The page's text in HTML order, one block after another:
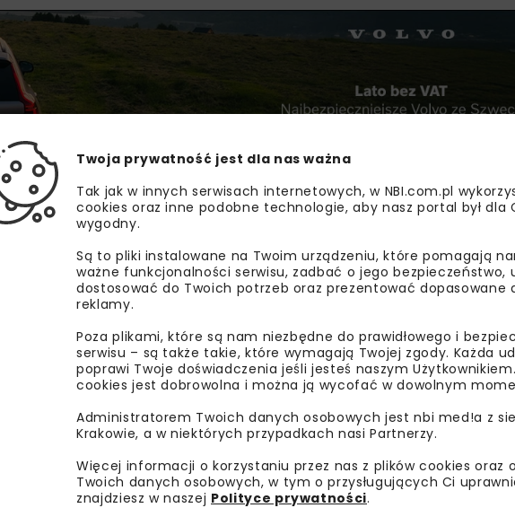
wloty ulic Kościelnej i ul. Syrokomli, wykonane zostanie przejście dla
i oświetlenie drogowe.
nowe mury oporowe.
2024-2025. Inwestycja będzie finansowana ze środków budżetu
DROGI GDDKIA WROCŁAW KŁADKA
MOST MIĘDZYLESIE
Twoja prywatność jest dla nas ważna
Tak jak w innych serwisach internetowych, w NBI.com.pl
cookies oraz inne podobne technologie, aby nasz portal był dla
wygodny.
Są to pliki instalowane na Twoim urządzeniu, które pomagają
ważne funkcjonalności serwisu, zadbać o jego bezpieczeństwo,
dostosować do Twoich potrzeb oraz prezentować dopasowane
reklamy.
Poza plikami, które są nam niezbędne do prawidłowego i
serwisu – są także takie, które wymagają Twojej zgody. Każda
poprawi Twoje doświadczenia jeśli jesteś naszym
cookies jest dobrowolna i można ją wycofać w dowolnym
Administratorem Twoich danych osobowych jest nbi med!a z
Krakowie, a w niektórych przypadkach nasi Partnerzy.
Więcej informacji o korzystaniu przez nas z plików cookies oraz
Twoich danych osobowych, w tym o przysługujących Ci
znajdziesz w naszej Polityce prywatności.